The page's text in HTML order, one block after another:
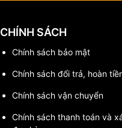
CHÍNH SÁCH
Chính sách bảo mật
Chính sách đổi trả, hoàn
Chính sách vận chuyển
Chính sách thanh toán và